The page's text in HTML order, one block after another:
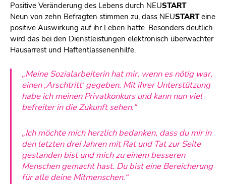
Positive Veränderung des Lebens durch NEUSTART
Neun von zehn Befragten stimmen zu, dass NEUSTARTeine
positive Auswirkung auf ihr Leben hatte. Besonders deutlich
wird das bei den Dienstleistungen elektronisch überwachter
Hausarrest und Haftentlassenenhilfe.
„Meine Sozialarbeiterin hat mir, wenn es nötig war,
einen ,Arschtritt‘ gegeben. Mit ihrer Unterstützung
habe ich meinen Privatkonkurs und kann nun viel
befreiter in die Zukunft sehen.“
„Ich möchte mich herzlich bedanken, dass du mir in
den letzten drei Jahren mit Rat und Tat zur Seite
gestanden bist und mich zu einem besseren
Menschen gemacht hast. Du bist eine Bereicherung
für alle deine Mitmenschen.“